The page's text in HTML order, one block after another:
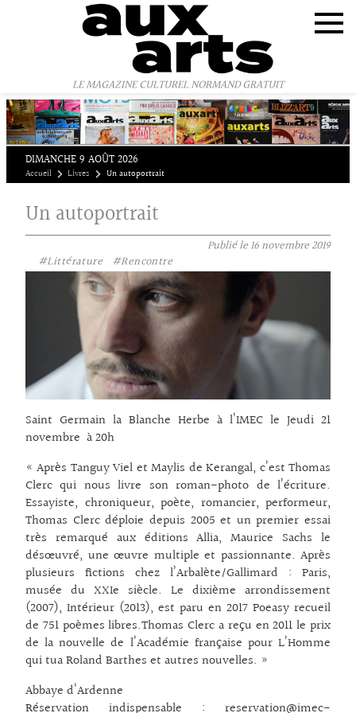
LE MAGAZINE CULTUREL NORMAND GRATUIT
DIMANCHE 9 AOÛT 2026
Accueil Livres Un autoportrait
Un autoportrait
Publié le16 novembre 2019
#Littérature
#Rencontre
Saint Germain la Blanche Herbe à l’IMEC le Jeudi 21
novembre à 20h
« Après Tanguy Viel et Maylis de Kerangal, c’est Thomas
Clerc qui nous livre son roman-photo de l’écriture.
Essayiste, chroniqueur, poète, romancier, performeur,
Thomas Clerc déploie depuis 2005 et un premier essai
très remarqué aux éditions Allia, Maurice Sachs le
désœuvré, une œuvre multiple et passionnante. Après
plusieurs fictions chez l’Arbalète/Gallimard : Paris,
musée du XXIe siècle. Le dixième arrondissement
(2007), Intérieur (2013), est paru en 2017 Poeasy recueil
de 751 poèmes libres.Thomas Clerc a reçu en 2011 le prix
de la nouvelle de l’Académie française pour L’Homme
qui tua Roland Barthes et autres nouvelles. »
Abbaye d’Ardenne
Réservation indispensable : reservation@imec-
Panneau de gestion des cookies